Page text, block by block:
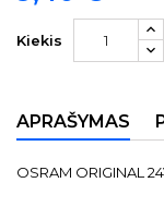
Kiekis
APRAŠYMAS
OSRAM ORIGINAL